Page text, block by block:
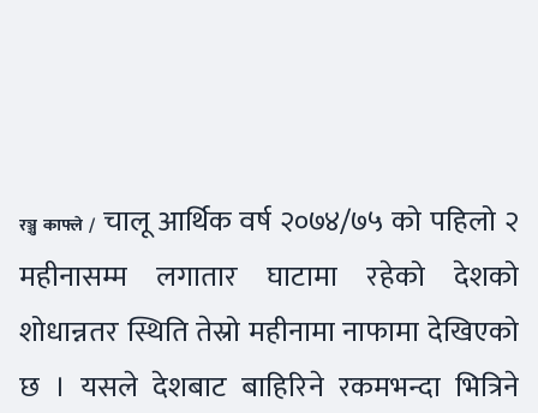
रञ्जु काफ्ले /चालू आर्थिक वर्ष २०७४/७५ को पहिलो २
महीनासम्म लगातार घाटामा रहेको देशको
शोधान्नतर स्थिति तेस्रो महीनामा नाफामा देखिएको
छ । यसले देशबाट बाहिरिने रकमभन्दा भित्रिने